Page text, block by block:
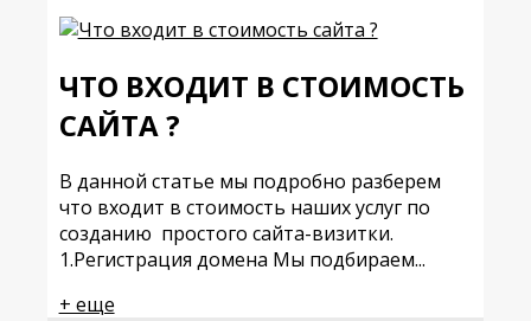
ЧТО ВХОДИТ В СТОИМОСТЬ
САЙТА ?
В данной статье мы подробно разберем
что входит в стоимость наших услуг по
созданию простого сайта-визитки.
1.Регистрация домена Мы подбираем...
+ еще